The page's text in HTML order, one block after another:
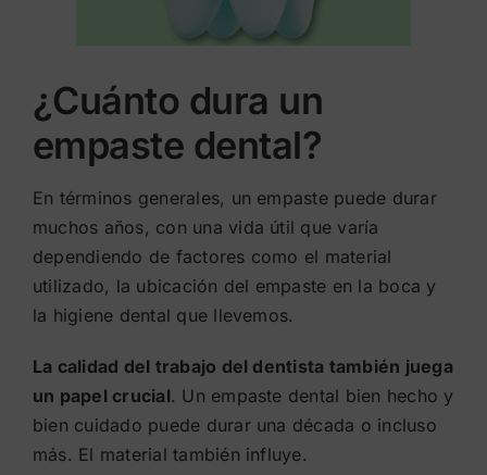
¿Cuánto dura un
empaste dental?
En términos generales, un empaste puede durar
muchos años, con una vida útil que varía
dependiendo de factores como el material
utilizado, la ubicación del empaste en la boca y
la higiene dental que llevemos.
La calidad del trabajo del dentista también juega
un papel crucial. Un empaste dental bien hecho y
bien cuidado puede durar una década o incluso
más. El material también influye.